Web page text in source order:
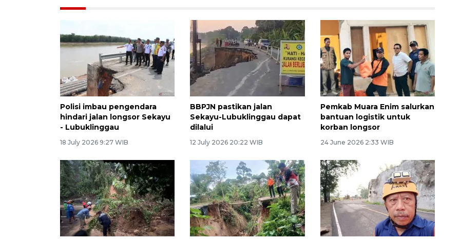
Polisi imbau pengendara
hindari jalan longsor Sekayu
- Lubuklinggau
18 July 2026 9:27 WIB
BBPJN pastikan jalan
Sekayu-Lubuklinggau dapat
dilalui
12 July 2026 20:22 WIB
Pemkab Muara Enim salurkan
bantuan logistik untuk
korban longsor
24 June 2026 2:33 WIB